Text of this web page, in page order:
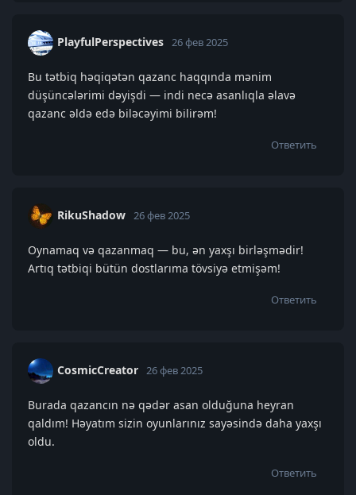
PlayfulPerspectives 26 фев 2025
Bu tətbiq həqiqətən qazanc haqqında mənim
düşüncələrimi dəyişdi — indi necə asanlıqla əlavə
qazanc əldə edə biləcəyimi bilirəm!
Ответить
RikuShadow 26 фев 2025
Oynamaq və qazanmaq — bu, ən yaxşı birləşmədir!
Artıq tətbiqi bütün dostlarıma tövsiyə etmişəm!
Ответить
CosmicCreator 26 фев 2025
Burada qazancın nə qədər asan olduğuna heyran
qaldım! Həyatım sizin oyunlarınız sayəsində daha yaxşı
oldu.
Ответить